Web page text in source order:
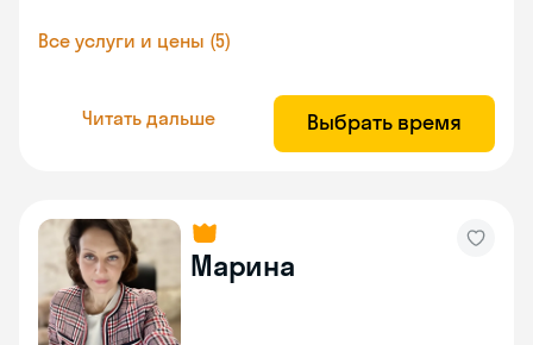
Все услуги и цены (5)
Читать дальше Выбрать время
Марина